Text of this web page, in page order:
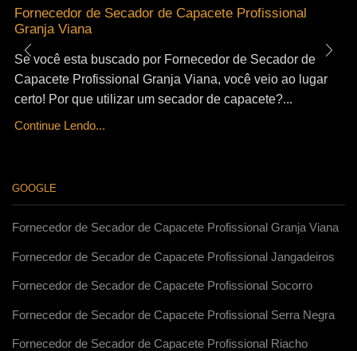
Fornecedor de Secador de Capacete Profissional
Granja Viana
Se você esta buscado por Fornecedor de Secador de
Capacete Profissional Granja Viana, você veio ao lugar
certo! Por que utilizar um secador de capacete?...
Continue Lendo...
GOOGLE
Fornecedor de Secador de Capacete Profissional Granja Viana
Fornecedor de Secador de Capacete Profissional Jangadeiros
Fornecedor de Secador de Capacete Profissional Socorro
Fornecedor de Secador de Capacete Profissional Serra Negra
Fornecedor de Secador de Capacete Profissional Riacho